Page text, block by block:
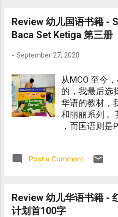
Review 幼儿国语书籍 -
Baca Set Ketiga 第三册
- September 27, 2020
从MCO 至今
的，我最后选
华语的教材，
和丽丽系列 。
，而国语则是
Post a Comment
Review 幼儿华语书籍 -
计划首100字